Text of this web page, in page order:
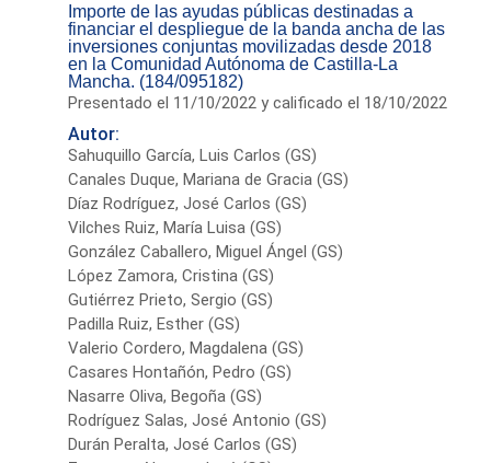
Importe de las ayudas públicas destinadas a
financiar el despliegue de la banda ancha de las
inversiones conjuntas movilizadas desde 2018
en la Comunidad Autónoma de Castilla-La
Mancha. (184/095182)
Presentado el 11/10/2022 y calificado el 18/10/2022
Autor:
Sahuquillo García, Luis Carlos (GS)
Canales Duque, Mariana de Gracia (GS)
Díaz Rodríguez, José Carlos (GS)
Vilches Ruiz, María Luisa (GS)
González Caballero, Miguel Ángel (GS)
López Zamora, Cristina (GS)
Gutiérrez Prieto, Sergio (GS)
Padilla Ruiz, Esther (GS)
Valerio Cordero, Magdalena (GS)
Casares Hontañón, Pedro (GS)
Nasarre Oliva, Begoña (GS)
Rodríguez Salas, José Antonio (GS)
Durán Peralta, José Carlos (GS)